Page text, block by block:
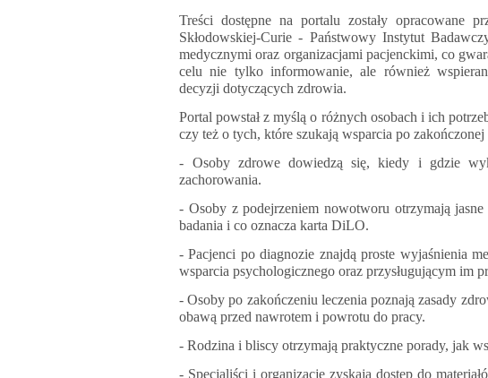
Treści dostępne na portalu zostały opracowane
Skłodowskiej-Curie - Państwowy Instytut
medycznymi oraz organizacjami pacjenckimi, co
celu nie tylko informowanie, ale również
decyzji dotyczących zdrowia.
Portal powstał z myślą o różnych osobach i ich
czy też o tych, które szukają wsparcia po zakończonej
- Osoby zdrowe dowiedzą się, kiedy i gdzie
zachorowania.
- Osoby z podejrzeniem nowotworu otrzymają
badania i co oznacza karta DiLO.
- Pacjenci po diagnozie znajdą proste wyjaśnienia
wsparcia psychologicznego oraz przysługującym im
- Osoby po zakończeniu leczenia poznają zasady
obawą przed nawrotem i powrotu do pracy.
- Rodzina i bliscy otrzymają praktyczne porady, jak
- Specjaliści i organizacje zyskają dostęp do